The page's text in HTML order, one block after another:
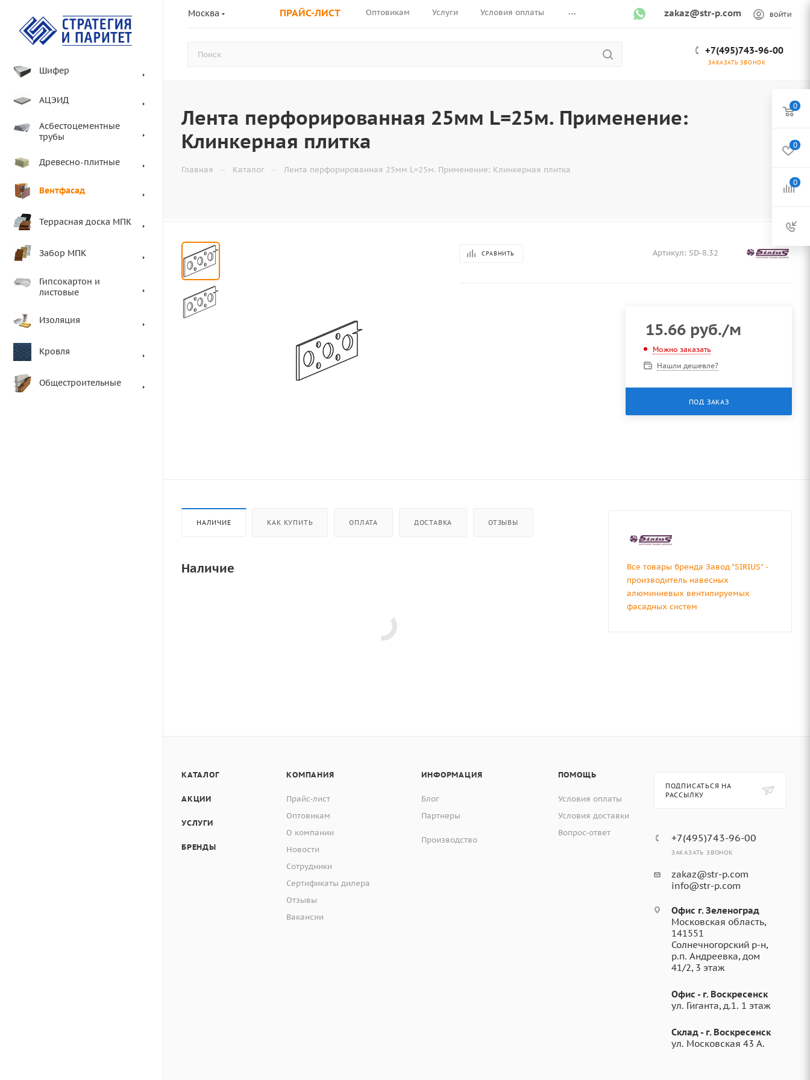
Москва ПРАЙС-ЛИСТ Оптовикам Услуги Условия оплаты ... zakaz@str-p.com ВОЙТИ
+7(495)743-96-00
ЗАКАЗАТЬ ЗВОНОК
Шифер
АЦЭИД
Асбестоцементные
трубы
Древесно-плитные
Вентфасад
Террасная доска МПК
Забор МПК
Гипсокартон и
листовые
Изоляция
Кровля
Общестроительные
Лента перфорированная 25мм L=25м. Применение:
Клинкерная плитка
Главная — Каталог — Лента перфорированная 25мм L=25м. Применение: Клинкерная плитка
СРАВНИТЬ Артикул: SD-8.32
15.66 руб./м
Можно заказать
Нашли дешевле?
ПОД ЗАКАЗ
НАЛИЧИЕ КАК КУПИТЬ ОПЛАТА ДОСТАВКА ОТЗЫВЫ
Наличие
Все товары бренда Завод "SIRIUS" -
производитель навесных
алюминиевых вентилируемых
фасадных систем
КАТАЛОГ
АКЦИИ
УСЛУГИ
БРЕНДЫ
КОМПАНИЯ
Прайс-лист
Оптовикам
О компании
Новости
Сотрудники
Сертификаты дилера
Отзывы
Вакансии
ИНФОРМАЦИЯ
Блог
Партнеры
Производство
ПОМОЩЬ
Условия оплаты
Условия доставки
Вопрос-ответ
ПОДПИСАТЬСЯ НА
РАССЫЛКУ
+7(495)743-96-00
ЗАКАЗАТЬ ЗВОНОК
zakaz@str-p.com
info@str-p.com
Офис г. Зеленоград
Московская область,
141551
Солнечногорский р-н,
р.п. Андреевка, дом
41/2, 3 этаж
Офис - г. Воскресенск
ул. Гиганта, д.1. 1 этаж
Склад - г. Воскресенск
ул. Московская 43 А.
0
0
0